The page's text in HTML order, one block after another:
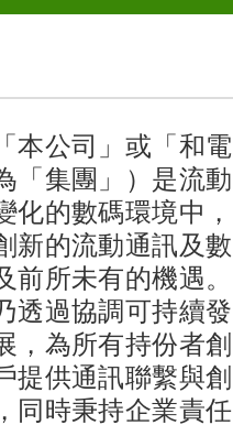
本公司」或「和電
「集團」）是流動
化的數碼環境中，
新的流動通訊及數
所未有的機遇。
透過協調可持續發
，為所有持份者創
提供通訊聯繫與創
同時秉持企業責任